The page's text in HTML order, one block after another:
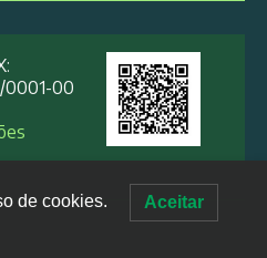
0001-00​
de cookies. Aceitar